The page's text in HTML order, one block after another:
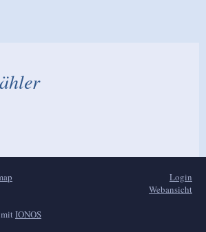
mitIONOS
Login
Webansicht